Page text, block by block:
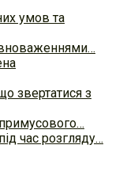
умов та
звертатися з
час розгляду…